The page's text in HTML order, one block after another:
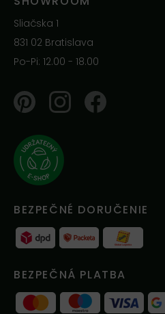
Sliačska 1
831 02 Bratislava
Po-Pi: 12.00 - 18.00
PinterestInstagramFacebook
BEZPEČNÉ DORUČENIE
BEZPEČNÁ PLATBA